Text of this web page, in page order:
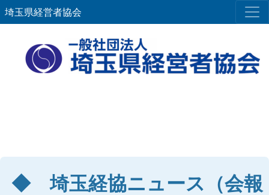
埼玉県経営者協会
◆ 埼玉経協ニュース（会報